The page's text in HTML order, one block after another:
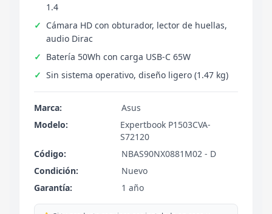
1.4
Cámara HD con obturador, lector de huellas,
audio Dirac
Batería 50Wh con carga USB-C 65W
Sin sistema operativo, diseño ligero (1.47 kg)
Marca:
Asus
Modelo:
Expertbook P1503CVA-
S72120
Código:
NBAS90NX0881M02 - D
Condición:
Nuevo
Garantía:
1 año